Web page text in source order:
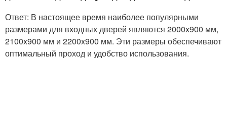
Ответ: В настоящее время наиболее популярными
размерами для входных дверей являются 2000x900 мм,
2100x900 мм и 2200x900 мм. Эти размеры обеспечивают
оптимальный проход и удобство использования.